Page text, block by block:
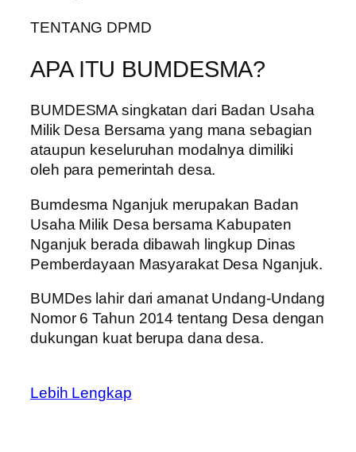
TENTANG DPMD
APA ITU BUMDESMA?
BUMDESMA singkatan dari Badan Usaha
Milik Desa Bersama yang mana sebagian
ataupun keseluruhan modalnya dimiliki
oleh para pemerintah desa.
Bumdesma Nganjuk merupakan Badan
Usaha Milik Desa bersama Kabupaten
Nganjuk berada dibawah lingkup Dinas
Pemberdayaan Masyarakat Desa Nganjuk.
BUMDes lahir dari amanat Undang-Undang
Nomor 6 Tahun 2014 tentang Desa dengan
dukungan kuat berupa dana desa.
Lebih Lengkap